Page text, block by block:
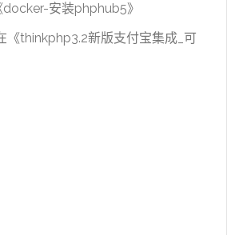
docker-安装phphub5》
《thinkphp3.2新版支付宝集成_可